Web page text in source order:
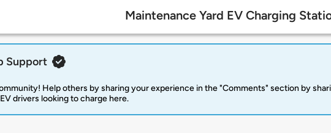
Maintenance Yard EV Charging
Support
Help others by sharing your experience in the "Comments" section by
drivers looking to charge here.